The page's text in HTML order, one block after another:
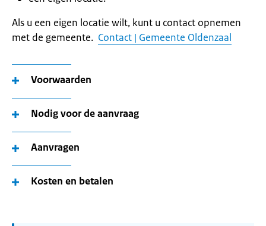
Als u een eigen locatie wilt, kunt u contact opnemen
met de gemeente. Contact | Gemeente Oldenzaal
Voorwaarden
Nodig voor de aanvraag
Aanvragen
Kosten en betalen